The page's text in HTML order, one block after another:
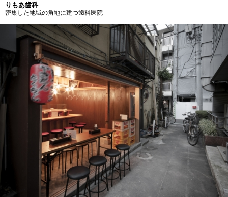
りもあ歯科
密集した地域の角地に建つ歯科医院